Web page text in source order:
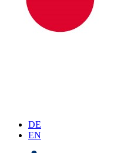
DE
EN